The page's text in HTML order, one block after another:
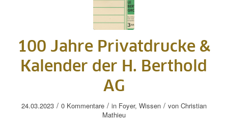
100 Jahre Privatdrucke &
Kalender der H. Berthold
AG
24.03.2023 / 0 Kommentare / in Foyer, Wissen / von Christian
Mathieu